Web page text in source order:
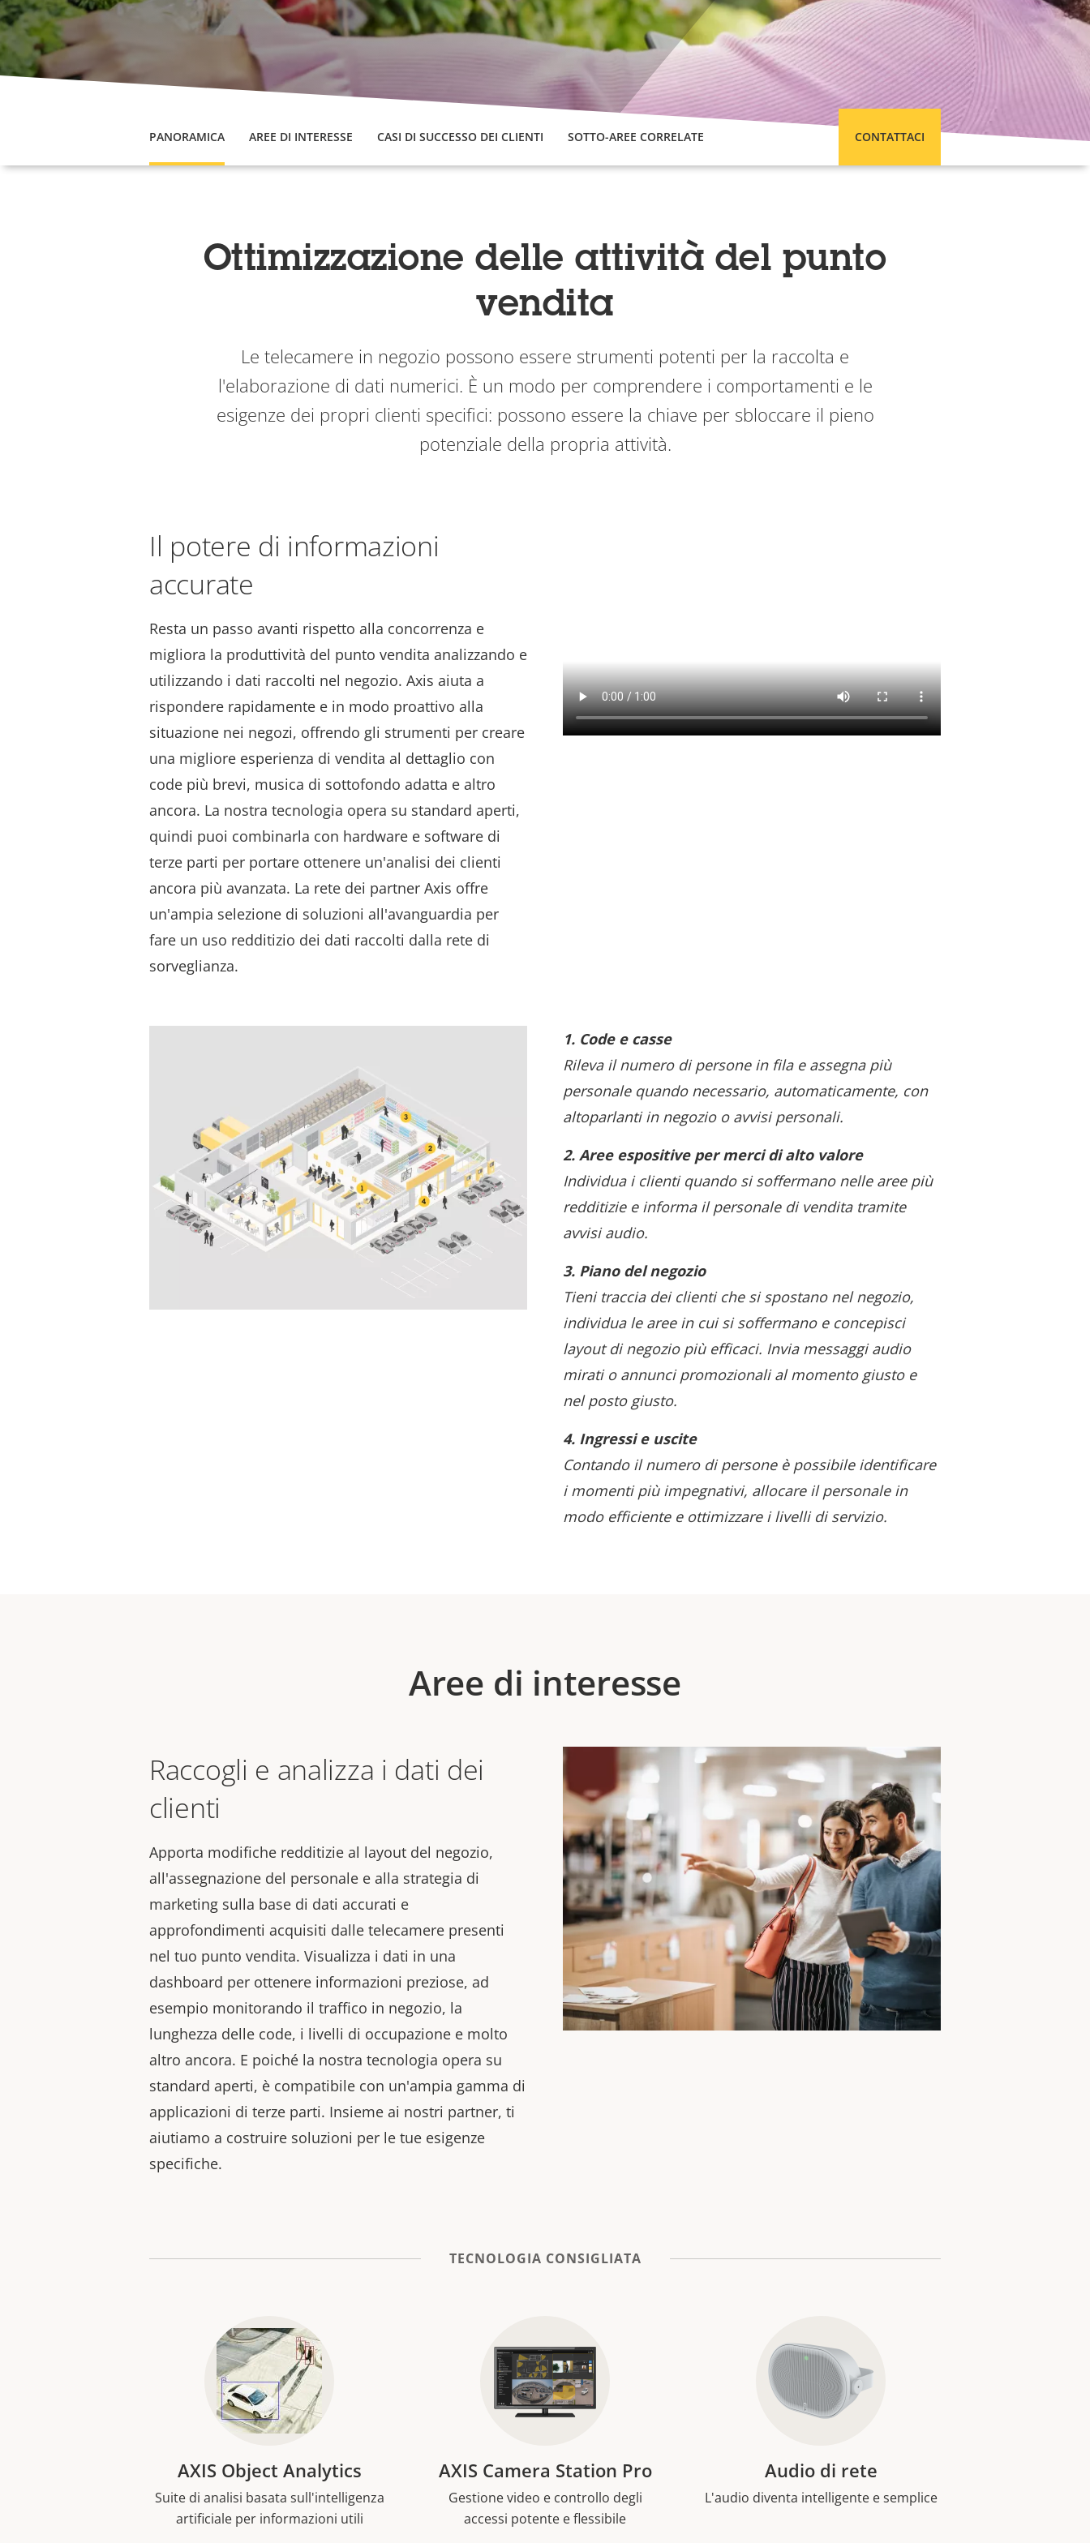
PANORAMICA AREE DI INTERESSE CASI DI SUCCESSO DEI CLIENTI SOTTO-AREE CORRELATE CONTATTACI
Ottimizzazione delle attività del punto
vendita
Le telecamere in negozio possono essere strumenti potenti per la raccolta e
l'elaborazione di dati numerici. È un modo per comprendere i comportamenti e le
esigenze dei propri clienti specifici: possono essere la chiave per sbloccare il pieno
potenziale della propria attività.
Il potere di informazioni
accurate
Resta un passo avanti rispetto alla concorrenza e
migliora la produttività del punto vendita analizzando e
utilizzando i dati raccolti nel negozio. Axis aiuta a
rispondere rapidamente e in modo proattivo alla
situazione nei negozi, offrendo gli strumenti per creare
una migliore esperienza di vendita al dettaglio con
code più brevi, musica di sottofondo adatta e altro
ancora. La nostra tecnologia opera su standard aperti,
quindi puoi combinarla con hardware e software di
terze parti per portare ottenere un'analisi dei clienti
ancora più avanzata. La rete dei partner Axis offre
un'ampia selezione di soluzioni all'avanguardia per
fare un uso redditizio dei dati raccolti dalla rete di
sorveglianza.
1. Code e casse
Rileva il numero di persone in fila e assegna più
personale quando necessario, automaticamente, con
altoparlanti in negozio o avvisi personali.
2. Aree espositive per merci di alto valore
Individua i clienti quando si soffermano nelle aree più
redditizie e informa il personale di vendita tramite
avvisi audio.
3. Piano del negozio
Tieni traccia dei clienti che si spostano nel negozio,
individua le aree in cui si soffermano e concepisci
layout di negozio più efficaci. Invia messaggi audio
mirati o annunci promozionali al momento giusto e
nel posto giusto.
4. Ingressi e uscite
Contando il numero di persone è possibile identificare
i momenti più impegnativi, allocare il personale in
modo efficiente e ottimizzare i livelli di servizio.
Aree di interesse
Raccogli e analizza i dati dei
clienti
Apporta modifiche redditizie al layout del negozio,
all'assegnazione del personale e alla strategia di
marketing sulla base di dati accurati e
approfondimenti acquisiti dalle telecamere presenti
nel tuo punto vendita. Visualizza i dati in una
dashboard per ottenere informazioni preziose, ad
esempio monitorando il traffico in negozio, la
lunghezza delle code, i livelli di occupazione e molto
altro ancora. E poiché la nostra tecnologia opera su
standard aperti, è compatibile con un'ampia gamma di
applicazioni di terze parti. Insieme ai nostri partner, ti
aiutiamo a costruire soluzioni per le tue esigenze
specifiche.
TECNOLOGIA CONSIGLIATA
AXIS Object Analytics
Suite di analisi basata sull'intelligenza
artificiale per informazioni utili
AXIS Camera Station Pro
Gestione video e controllo degli
accessi potente e flessibile
Audio di rete
L'audio diventa intelligente e semplice